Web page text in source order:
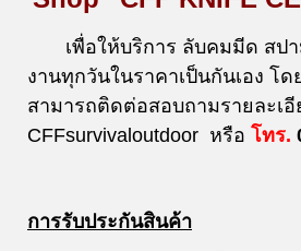
เพื่อให้บริการ ลับคมมีด สป
งานทุกวันในราคาเป็นกันเอง โ
สามารถติดต่อสอบถามรายละเ
CFFsurvivaloutdoor หรือ โทร.
การรับประกันสินค้า